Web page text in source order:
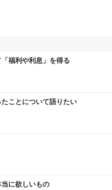
福利や利息」を得る
ことについて語りたい
当に欲しいもの